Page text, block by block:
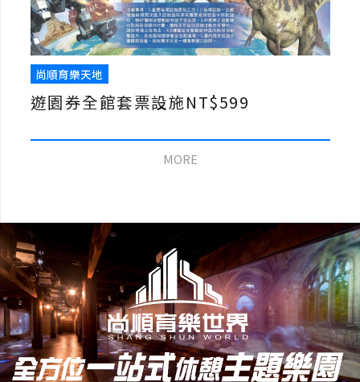
尚順育樂天地
遊園券全館套票設施NT$599
MORE